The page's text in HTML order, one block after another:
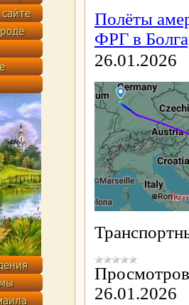
Полёты
ФРГ в
26.01.2026
26.01.2026